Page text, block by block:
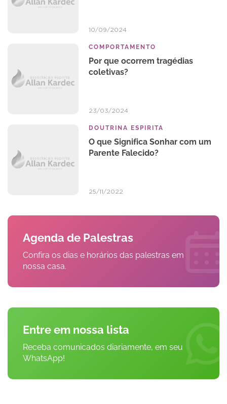
10/09/2024
COMPORTAMENTO
Por que ocorrem tragédias
coletivas?
23/03/2024
DOUTRINA ESPIRITA
O que Significa Sonhar com um
Parente Falecido?
25/11/2022
Agenda de Palestras
Confira os dias e horários das palestras em
nossa casa.
Entre em nossa lista
Receba comunicados diariamente, em seu
WhatsApp!